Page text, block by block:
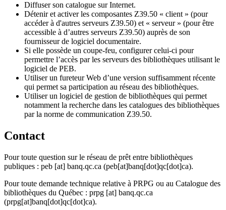
Diffuser son catalogue sur Internet.
Détenir et activer les composantes Z39.50 « client » (pour
accéder à d'autres serveurs Z39.50) et « serveur » (pour être
accessible à d’autres serveurs Z39.50) auprès de son
fournisseur de logiciel documentaire.
Si elle possède un coupe-feu, configurer celui-ci pour
permettre l’accès par les serveurs des bibliothèques utilisant le
logiciel de PEB.
Utiliser un fureteur Web d’une version suffisamment récente
qui permet sa participation au réseau des bibliothèques.
Utiliser un logiciel de gestion de bibliothèques qui permet
notamment la recherche dans les catalogues des bibliothèques
par la norme de communication Z39.50.
Contact
Pour toute question sur le réseau de prêt entre bibliothèques
publiques : peb [at] banq.qc.ca (peb[at]banq[dot]qc[dot]ca).
Pour toute demande technique relative à PRPG ou au Catalogue des
bibliothèques du Québec : prpg [at] banq.qc.ca
(prpg[at]banq[dot]qc[dot]ca).